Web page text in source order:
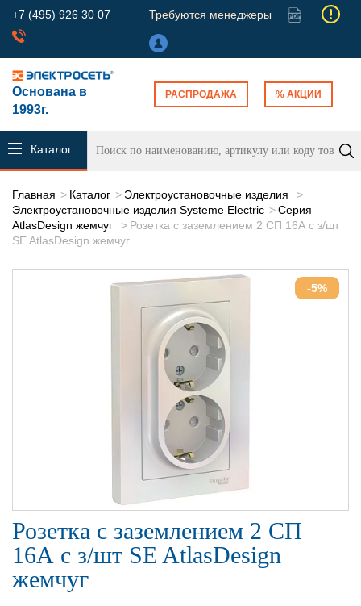
+7 (495) 926 30 07 Требуются менеджеры
Основана в
1993г.
РАСПРОДАЖА % АКЦИИ
Каталог
Главная Каталог
Электроустановочные изделия
Электроустановочные изделия Systeme Electric
Серия
AtlasDesign жемчуг
Розетка с заземлением 2 СП 16А с з/шт
SE AtlasDesign жемчуг
-5%
Розетка с заземлением 2 СП
16А с з/шт SE AtlasDesign
жемчуг